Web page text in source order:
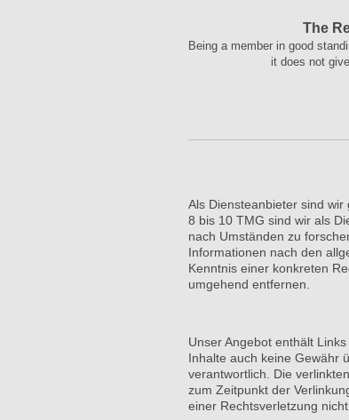
The
Being a member in good
it does not
Als Diensteanbieter sind
8 bis 10 TMG sind wir als
nach Umständen zu
Informationen nach den
Kenntnis einer konkreten
umgehend entfernen.
Unser Angebot enthält
Inhalte auch keine Gewähr
verantwortlich. Die
zum Zeitpunkt der
einer Rechtsverletzung